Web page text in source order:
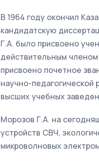
В 1964 году окончил
кандидатскую
Г.А. было присвоено
действительным
присвоено почетное
научно-педагогической
высших учебных
Морозов Г.А. на
устройств СВЧ,
микроволновых